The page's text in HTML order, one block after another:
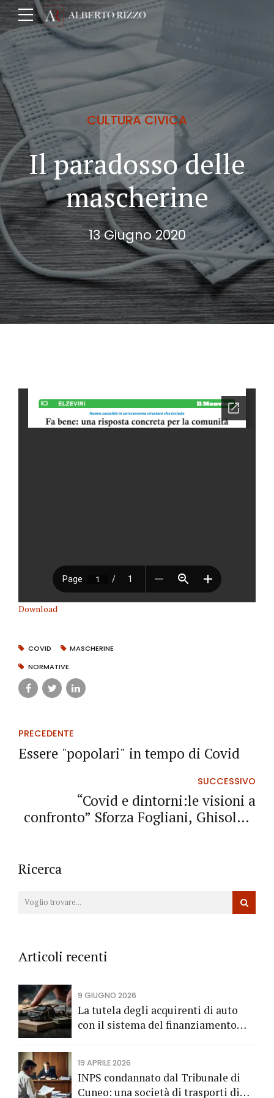
CULTURA CIVICA
Il paradosso delle
mascherine
13 Giugno 2020
Download
COVID
MASCHERINE
NORMATIVE
PRECEDENTE
Essere "popolari" in tempo di Covid
SUCCESSIVO
“Covid e dintorni:le visioni a
confronto” Sforza Fogliani, Ghisolfi e
Ricerca
Articoli recenti
9 GIUGNO 2026
La tutela degli acquirenti di auto
con il sistema del finanziamento
19 APRILE 2026
INPS condannato dal Tribunale di
Cuneo: una società di trasporti di